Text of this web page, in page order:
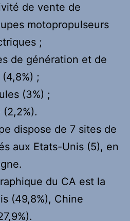
de vente de
motopropulseurs
;
de génération et de
;
(3%) ;
dispose de 7 sites de
aux Etats-Unis (5), en
du CA est la
(49,8%), Chine